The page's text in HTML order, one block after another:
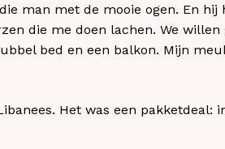
man met de mooie ogen. En
die me doen lachen. We
bed en een balkon. Mijn
Het was een